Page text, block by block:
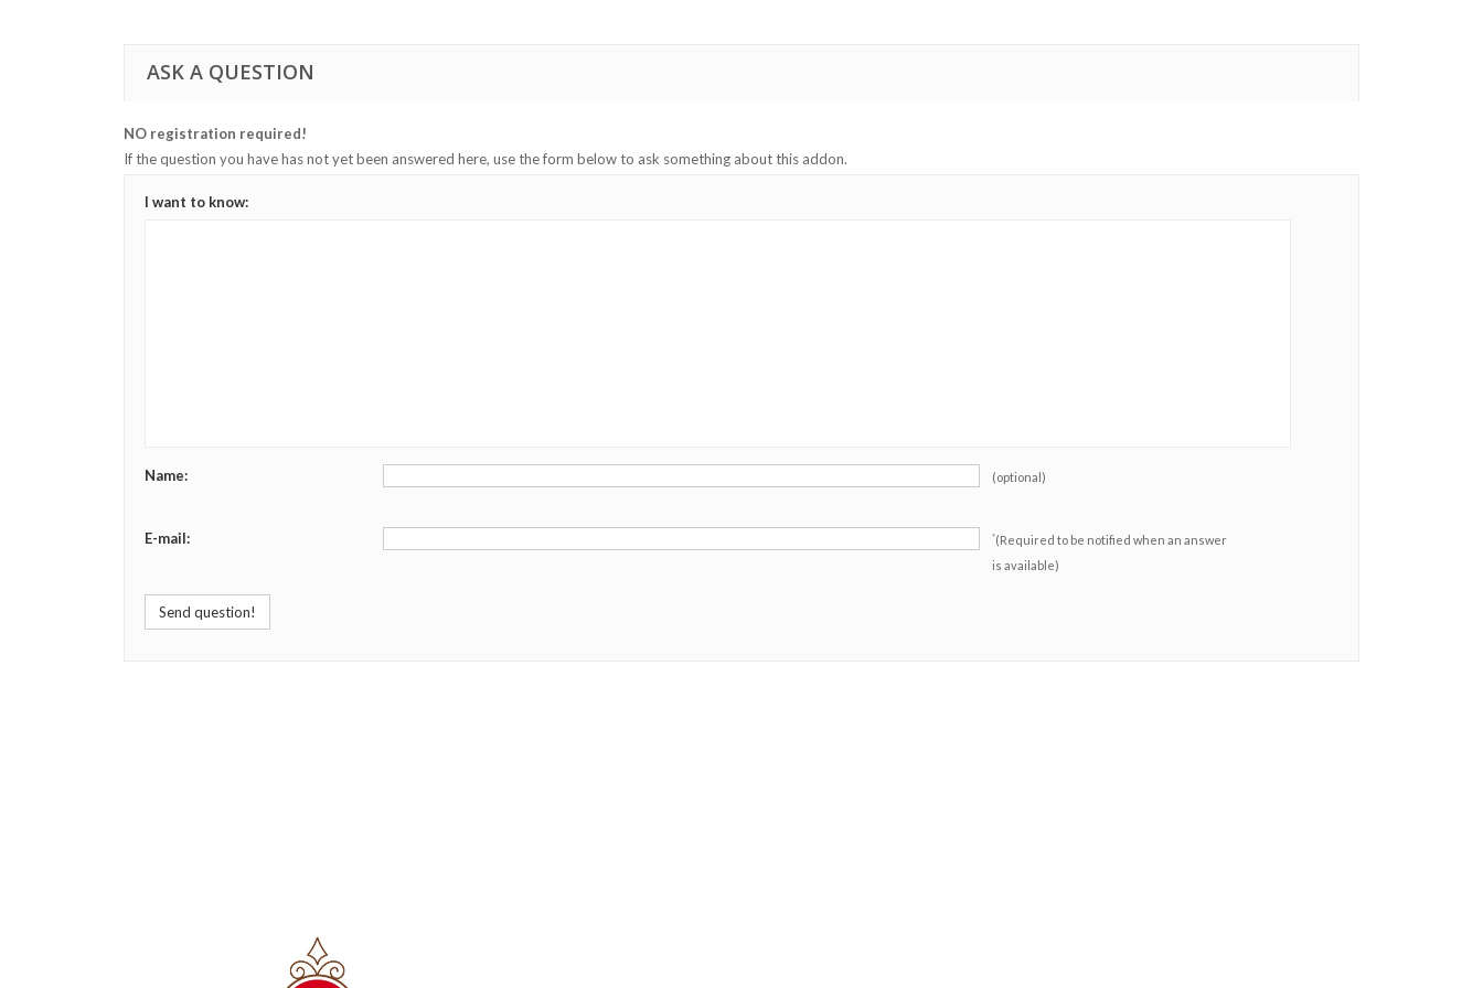
ASK A QUESTION
NO registration required!
If the question you have has not yet been answered here, use the form below to ask something about this addon.
I want to know:
Name: (optional)
E-mail: *(Required to be notified when an answer
is available)
Send question!